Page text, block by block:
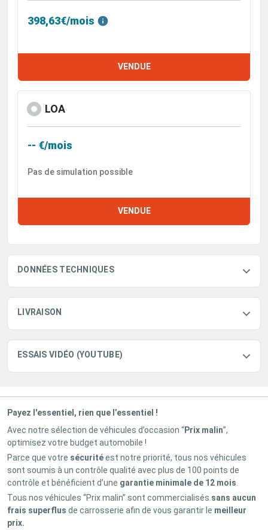
398,63€/mois
VENDUE
LOA
-- €/mois
Pas de simulation possible
VENDUE
DONNÉES TECHNIQUES
LIVRAISON
ESSAIS VIDÉO (YOUTUBE)
Payez l'essentiel, rien que l’essentiel !
Avec notre sélection de véhicules d’occasion “Prix malin”,
optimisez votre budget automobile !
Parce que votre sécuritéest notre priorité, tous nos véhicules
sont soumis à un contrôle qualité avec plus de 100 points de
contrôle et bénéficient d’une garantie minimale de 12 mois
Tous nos véhicules “Prix malin” sont commercialisés sans aucun
frais superflus de carrosserie afin de vous garantir le meilleur
prix.